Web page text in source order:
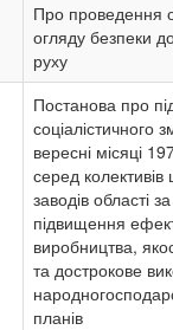
Про проведення
огляду безпеки
руху
Постанова про
соціалістичного
вересні місяці
серед колективів
заводів області за
підвищення
виробництва,
та дострокове
планів